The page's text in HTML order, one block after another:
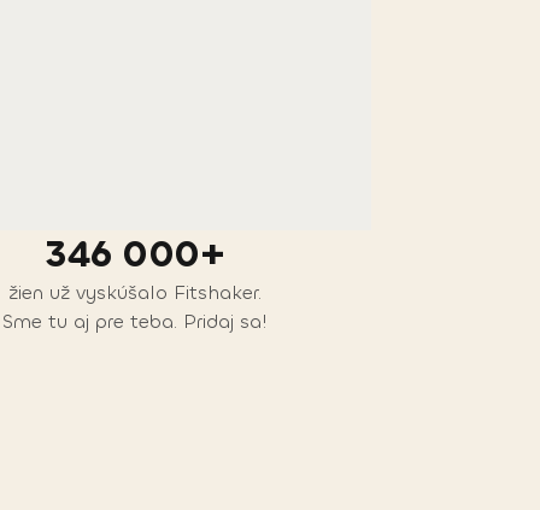
346 000+
žien už vyskúšalo Fitshaker.
Sme tu aj pre teba. Pridaj sa!